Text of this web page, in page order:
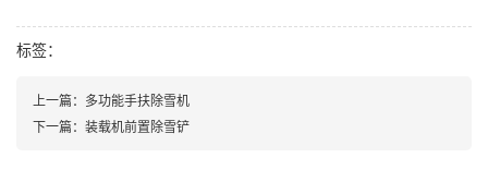
标签：
上一篇：多功能手扶除雪机
下一篇：装载机前置除雪铲